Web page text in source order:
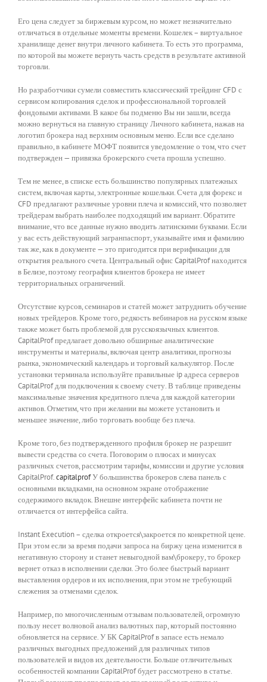
Его цена следует за биржевым курсом, но может незначительно
отличаться в отдельные моменты времени. Кошелек – виртуальное
хранилище денег внутри личного кабинета. То есть это программа,
по которой вы можете вернуть часть средств в результате активной
торговли.
Но разработчики сумели совместить классический трейдинг CFD с
сервисом копирования сделок и профессиональной торговлей
фондовыми активами. В какое бы подменю Вы ни зашли, всегда
можно вернуться на главную страницу Личного кабинета, нажав на
логотип брокера над верхним основным меню. Если все сделано
правильно, в кабинете МОФТ появится уведомление о том, что счет
подтвержден — привязка брокерского счета прошла успешно.
Тем не менее, в списке есть большинство популярных платежных
систем, включая карты, электронные кошельки. Счета для форекс и
CFD предлагают различные уровни плеча и комиссий, что позволяет
трейдерам выбрать наиболее подходящий им вариант. Обратите
внимание, что все данные нужно вводить латинскими буквами. Если
у вас есть действующий загранпаспорт, указывайте имя и фамилию
так же, как в документе — это пригодится при верификации для
открытия реального счета. Центральный офис CapitalProf находится
в Белизе, поэтому география клиентов брокера не имеет
территориальных ограничений.
Отсутствие курсов, семинаров и статей может затруднить обучение
новых трейдеров. Кроме того, редкость вебинаров на русском языке
также может быть проблемой для русскоязычных клиентов.
CapitalProf предлагает довольно обширные аналитические
инструменты и материалы, включая центр аналитики, прогнозы
рынка, экономический календарь и торговый калькулятор. После
установки терминала используйте правильные ip адреса серверов
CapitalProf для подключения к своему счету. В таблице приведены
максимальные значения кредитного плеча для каждой категории
активов. Отметим, что при желании вы можете установить и
меньшее значение, либо торговать вообще без плеча.
Кроме того, без подтвержденного профиля брокер не разрешит
вывести средства со счета. Поговорим о плюсах и минусах
различных счетов, рассмотрим тарифы, комиссии и другие условия
CapitalProf.capitalprofУ большинства брокеров слева панель с
основными вкладками, на основном экране отображение
содержимого вкладок. Внешне интерфейс кабинета почти не
отличается от интерфейса сайта.
Instant Execution – сделка откроется\закроется по конкретной цене.
При этом если за время подачи запроса на биржу цена изменится в
негативную сторону и станет невыгодной вам\брокеру, то брокер
вернет отказ в исполнении сделки. Это более быстрый вариант
выставления ордеров и их исполнения, при этом не требующий
слежения за отменами сделок.
Например, по многочисленным отзывам пользователей, огромную
пользу несет волновой анализ валютных пар, который постоянно
обновляется на сервисе. У БК CapitalProf в запасе есть немало
различных выгодных предложений для различных типов
пользователей и видов их деятельности. Больше отличительных
особенностей компании CapitalProf будет рассмотрено в статье.